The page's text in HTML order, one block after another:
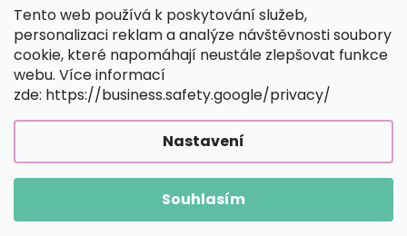
Tento web používá k poskytování služeb,
personalizaci reklam a analýze návštěvnosti soubory
cookie, které napomáhají neustále zlepšovat funkce
webu. Více informací
zde: https://business.safety.google/privacy/
Nastavení
Souhlasím
Velká Británie
Rakousko
SPOLEHLIVÉ MOŽNOSTI DOPRAVY
BEZPEČNÉ MOŽNOSTI PLATBY
Vytvořil Shoptet Premium|UpraviloFV STUDIO
Vymalujsisam.cz. Všechna práva vyhrazena.